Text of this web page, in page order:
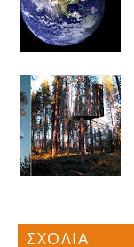
ΣΧΟΛΙΑ